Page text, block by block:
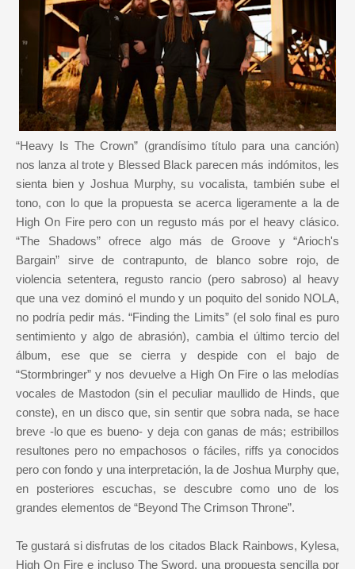
“Heavy Is The Crown” (grandísimo título para una canción)
nos lanza al trote y Blessed Black parecen más indómitos, les
sienta bien y Joshua Murphy, su vocalista, también sube el
tono, con lo que la propuesta se acerca ligeramente a la de
High On Fire pero con un regusto más por el heavy clásico.
“The Shadows” ofrece algo más de Groove y “Arioch's
Bargain” sirve de contrapunto, de blanco sobre rojo, de
violencia setentera, regusto rancio (pero sabroso) al heavy
que una vez dominó el mundo y un poquito del sonido NOLA,
no podría pedir más. “Finding the Limits” (el solo final es puro
sentimiento y algo de abrasión), cambia el último tercio del
álbum, ese que se cierra y despide con el bajo de
“Stormbringer” y nos devuelve a High On Fire o las melodías
vocales de Mastodon (sin el peculiar maullido de Hinds, que
conste), en un disco que, sin sentir que sobra nada, se hace
breve -lo que es bueno- y deja con ganas de más; estribillos
resultones pero no empachosos o fáciles, riffs ya conocidos
pero con fondo y una interpretación, la de Joshua Murphy que,
en posteriores escuchas, se descubre como uno de los
grandes elementos de “Beyond The Crimson Throne”.
Te gustará si disfrutas de los citados Black Rainbows, Kylesa,
High On Fire e incluso The Sword, una propuesta sencilla por